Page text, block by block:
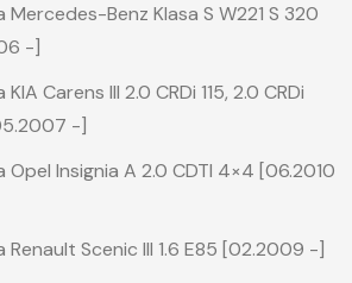
Benz Klasa S W221 S 320
-]
Carens III 2.0 CRDi 115, 2.0 CRDi
-]
Insignia A 2.0 CDTI 4×4 [06.2010
Scenic III 1.6 E85 [02.2009 -]